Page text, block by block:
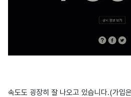
속도도 굉장히 잘 나오고 있습니다.(가입